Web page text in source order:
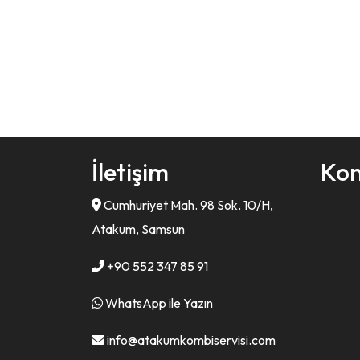
İletişim
Cumhuriyet Mah. 98 Sok. 10/H,
Atakum, Samsun
+90 552 347 85 91
WhatsApp ile Yazın
info@atakumkombiservisi.com